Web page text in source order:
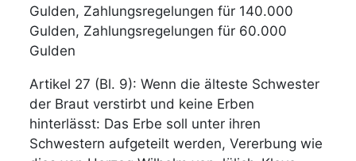
Gulden, Zahlungsregelungen für 140.000
Gulden, Zahlungsregelungen für 60.000
Gulden
Artikel 27 (Bl. 9): Wenn die älteste Schwester
der Braut verstirbt und keine Erben
hinterlässt: Das Erbe soll unter ihren
Schwestern aufgeteilt werden, Vererbung wie